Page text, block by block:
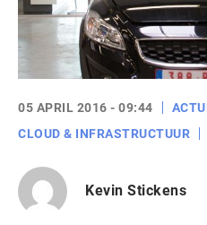
05 APRIL 2016 - 09:44
CLOUD & INFRASTRUCTUUR
Kevin Stickens